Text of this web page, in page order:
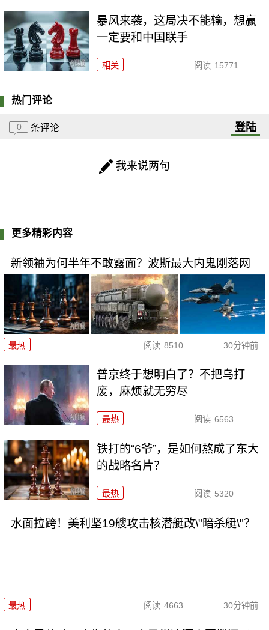
暴风来袭，这局决不能输，想赢
一定要和中国联手
相关 阅读 15771
热门评论
0 条评论 登陆
我来说两句
更多精彩内容
新领袖为何半年不敢露面？波斯最大内鬼刚落网
最热 阅读 8510 30分钟前
普京终于想明白了？不把乌打
废，麻烦就无穷尽
最热 阅读 6563
铁打的“6爷”，是如何熬成了东大
的战略名片？
最热 阅读 5320
水面拉跨！美利坚19艘攻击核潜艇改\"暗杀艇\"？
最热 阅读 4663 30分钟前